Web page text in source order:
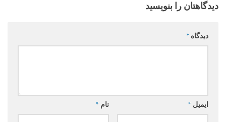
دیدگاهتان را بنویسید
دیدگاه *
نام * ایمیل *